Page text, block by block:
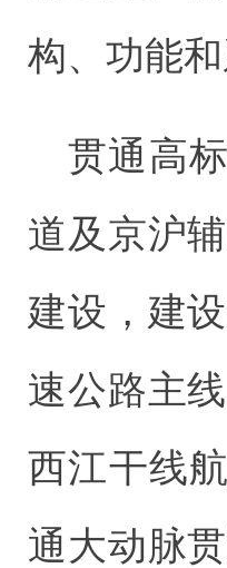
构、功能
贯通高
道及京沪
建设，建
速公路主
西江干线
通大动脉